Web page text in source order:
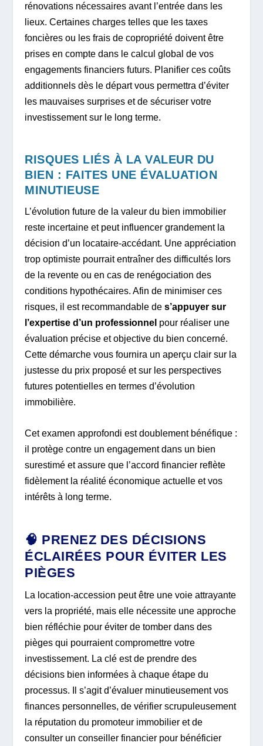
rénovations nécessaires avant l’entrée dans les
lieux. Certaines charges telles que les taxes
foncières ou les frais de copropriété doivent être
prises en compte dans le calcul global de vos
engagements financiers futurs. Planifier ces coûts
additionnels dès le départ vous permettra d’éviter
les mauvaises surprises et de sécuriser votre
investissement sur le long terme.
RISQUES LIÉS À LA VALEUR DU
BIEN : FAITES UNE ÉVALUATION
MINUTIEUSE
L’évolution future de la valeur du bien immobilier
reste incertaine et peut influencer grandement la
décision d’un locataire-accédant. Une appréciation
trop optimiste pourrait entraîner des difficultés lors
de la revente ou en cas de renégociation des
conditions hypothécaires. Afin de minimiser ces
risques, il est recommandable des’appuyer sur
l’expertise d’un professionnel pour réaliser une
évaluation précise et objective du bien concerné.
Cette démarche vous fournira un aperçu clair sur la
justesse du prix proposé et sur les perspectives
futures potentielles en termes d’évolution
immobilière.
Cet examen approfondi est doublement bénéfique :
il protège contre un engagement dans un bien
surestimé et assure que l’accord financier reflète
fidèlement la réalité économique actuelle et vos
intérêts à long terme.
🧠 PRENEZ DES DÉCISIONS
ÉCLAIRÉES POUR ÉVITER LES
PIÈGES
La location-accession peut être une voie attrayante
vers la propriété, mais elle nécessite une approche
bien réfléchie pour éviter de tomber dans des
pièges qui pourraient compromettre votre
investissement. La clé est de prendre des
décisions bien informées à chaque étape du
processus. Il s’agit d’évaluer minutieusement vos
finances personnelles, de vérifier scrupuleusement
la réputation du promoteur immobilier et de
consulter un conseiller financier pour bénéficier